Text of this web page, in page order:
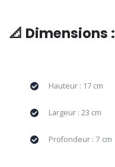
📐 Dimensions :
Hauteur : 17 cm
Largeur : 23 cm
Profondeur : 7 cm